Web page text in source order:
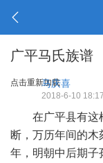
广平马氏族谱
点击重新加载
马庆喜
2018-6-10
在广平县有这样
断，万历年间的
年，明朝中后期子